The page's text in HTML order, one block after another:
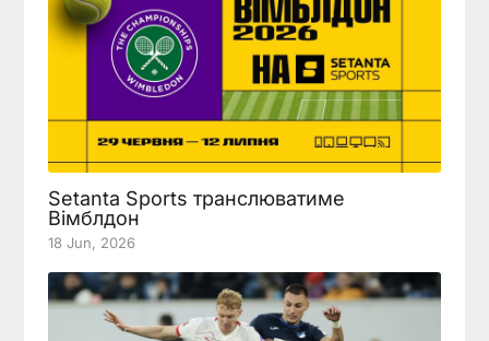
Setanta Sports транслюватиме
Вімблдон
18 Jun, 2026